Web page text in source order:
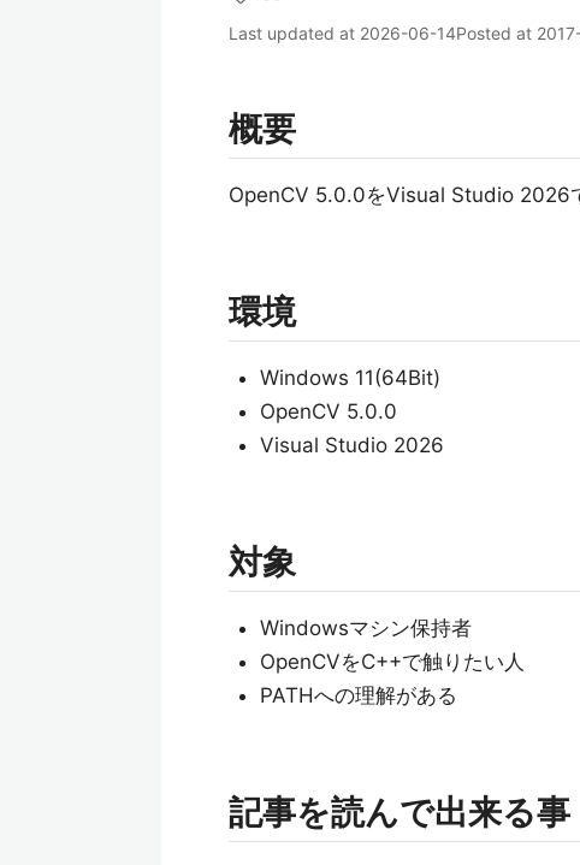
Last updated at 2026-06-14Posted at
概要
OpenCV 5.0.0をVisual Studio 2026
環境
Windows 11(64Bit)
OpenCV 5.0.0
Visual Studio 2026
対象
Windowsマシン保持者
OpenCVをC++で触りたい人
PATHへの理解がある
記事を読んで出来る事